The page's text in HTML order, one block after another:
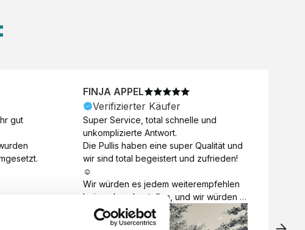
gut
FINJA APPEL
Verifizierter Käufer
Super Service, total schnelle und
unkomplizierte Antwort.
Die Pullis haben eine super Qualität und
wir sind total begeistert und zufrieden!
☺️
Wir würden es jedem weiterempfehlen
bei euch zu bestellen, und wir würden
es auch sofort nochmal tun!
Vielen Dank für alles 😊